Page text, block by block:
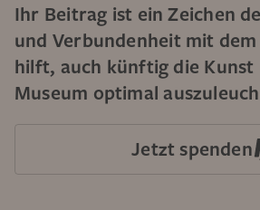
Ihr Beitrag ist ein Zeichen
und Verbundenheit mit
hilft, auch künftig die Kunst
Museum optimal
Jetzt spenden